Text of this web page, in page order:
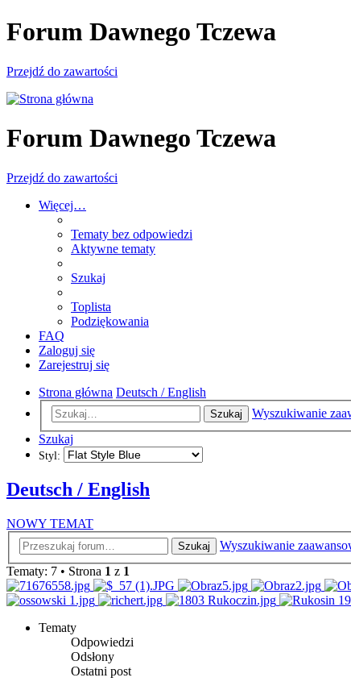
Forum Dawnego Tczewa
Przejdź do zawartości
Forum Dawnego Tczewa
Przejdź do zawartości
Więcej…
Tematy bez odpowiedzi
Aktywne tematy
Szukaj
Toplista
Podziękowania
FAQ
Zaloguj się
Zarejestruj się
Strona główna Deutsch / English
Szukaj
Wyszukiwanie
Szukaj
Styl:
Deutsch / English
NOWY TEMAT
Szukaj
Wyszukiwanie
Tematy: 7 • Strona 1 z 1
Tematy
Odpowiedzi
Odsłony
Ostatni post